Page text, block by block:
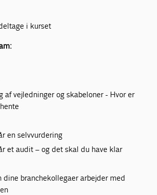
i kurset
af vejledninger og skabeloner - Hvor er
en selvvurdering
et audit – og det skal du have klar
dine branchekollegaer arbejder med